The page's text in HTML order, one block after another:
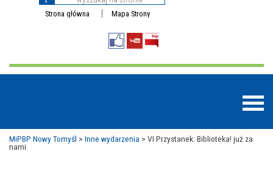
Strona główna Mapa Strony
MiPBP Nowy Tomyśl > Inne wydarzenia > VI Przystanek: Biblioteka! już za
nami